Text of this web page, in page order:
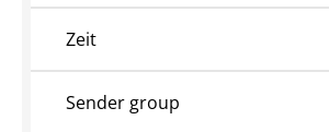
Zeit
Sender group